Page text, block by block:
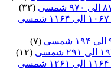
(۳۳)
(۷)
(۱۲)